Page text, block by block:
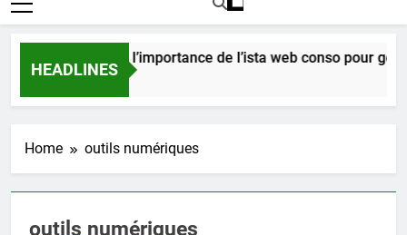
HEADLINES
Comprendre l’importance de l’ista web conso pour
6 Jours Ago
Home outils numériques
outils numériques